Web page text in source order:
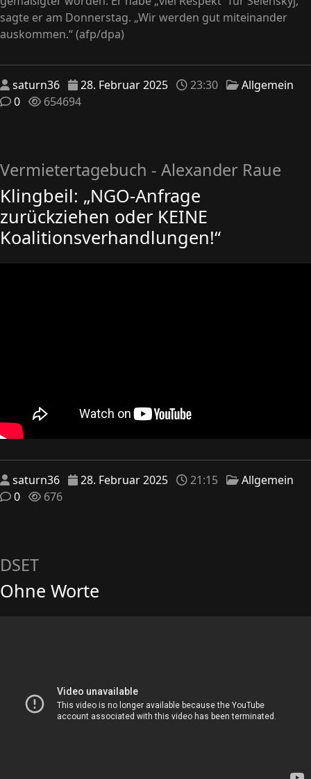
sagte er am Donnerstag. „Wir werden gut miteinander
auskommen.“ (afp/dpa)
saturn36 28. Februar 2025 23:30
Allgemein
0
654694
Vermietertagebuch - Alexander Raue
Klingbeil: „NGO-Anfrage
zurückziehen oder KEINE
Koalitionsverhandlungen!“
saturn36 28. Februar 2025 21:15
Allgemein
0
676
DSET
Ohne Worte